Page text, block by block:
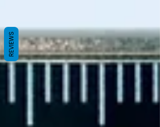
REVIEWS